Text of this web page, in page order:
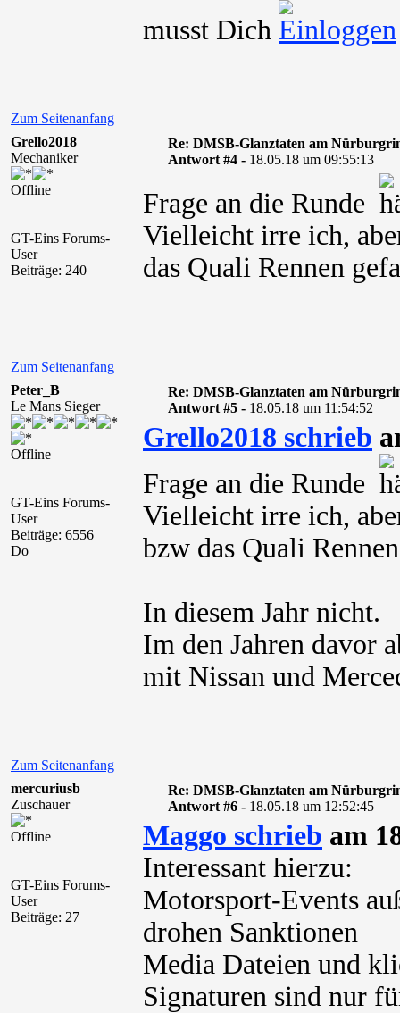
musst Dich
Zum Seitenanfang
Grello2018
Mechaniker
Offline
GT-Eins Forums-
User
Beiträge: 240
Re: DMSB-Glanztaten am
Antwort #4 - 18.05.18 um 09:55:13
Frage an die Runde
Vielleicht irre ich,
das Quali Rennen
Zum Seitenanfang
Peter_B
Le Mans Sieger
Offline
GT-Eins Forums-
User
Beiträge: 6556
Do
Re: DMSB-Glanztaten am
Antwort #5 - 18.05.18 um 11:54:52
Grello2018 schrieb
Frage an die Runde
Vielleicht irre ich,
bzw das Quali
In diesem Jahr nicht.
Im den Jahren davor
mit Nissan und
Zum Seitenanfang
mercuriusb
Zuschauer
Offline
GT-Eins Forums-
User
Beiträge: 27
Re: DMSB-Glanztaten am
Antwort #6 - 18.05.18 um 12:52:45
Maggo schrieb am
Interessant hierzu:
Motorsport-Events
drohen Sanktionen
Media Dateien und
Signaturen sind nur